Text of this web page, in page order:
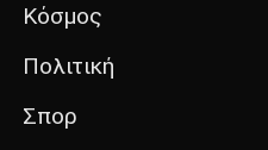
Κόσμος
Πολιτική
Σπορ